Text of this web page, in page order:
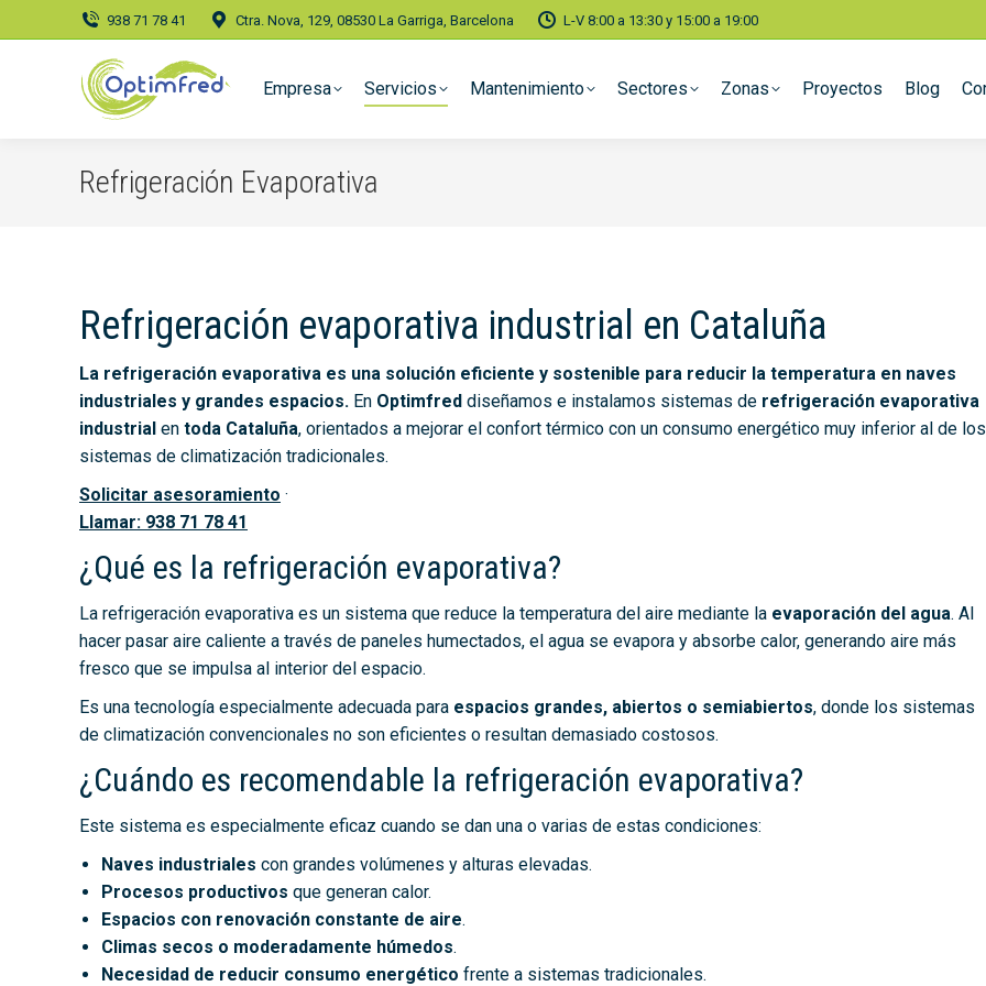
938 71 78 41 Ctra. Nova, 129, 08530 La Garriga, Barcelona L-V 8:00 a 13:30 y 15:00 a 19:00
Empresa Servicios Mantenimiento Sectores Zonas Proyectos Blog
Refrigeración Evaporativa
Refrigeración evaporativa industrial en Cataluña
La refrigeración evaporativa es una solución eficiente y sostenible para reducir la temperatura en naves
industriales y grandes espacios. En Optimfred diseñamos e instalamos sistemas de refrigeración evaporativa
industrial en toda Cataluña, orientados a mejorar el confort térmico con un consumo energético muy inferior al de los
sistemas de climatización tradicionales.
Solicitar asesoramiento ·
Llamar: 938 71 78 41
¿Qué es la refrigeración evaporativa?
La refrigeración evaporativa es un sistema que reduce la temperatura del aire mediante la evaporación del agua. Al
hacer pasar aire caliente a través de paneles humectados, el agua se evapora y absorbe calor, generando aire más
fresco que se impulsa al interior del espacio.
Es una tecnología especialmente adecuada para espacios grandes, abiertos o semiabiertos, donde los sistemas
de climatización convencionales no son eficientes o resultan demasiado costosos.
¿Cuándo es recomendable la refrigeración evaporativa?
Este sistema es especialmente eficaz cuando se dan una o varias de estas condiciones:
Naves industriales con grandes volúmenes y alturas elevadas.
Procesos productivos que generan calor.
Espacios con renovación constante de aire.
Climas secos o moderadamente húmedos.
Necesidad de reducir consumo energético frente a sistemas tradicionales.